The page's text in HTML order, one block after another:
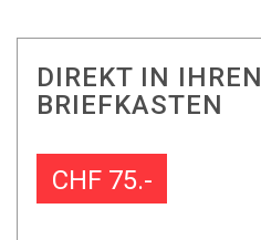
DIREKT IN IHREN
BRIEFKASTEN
CHF 75.-